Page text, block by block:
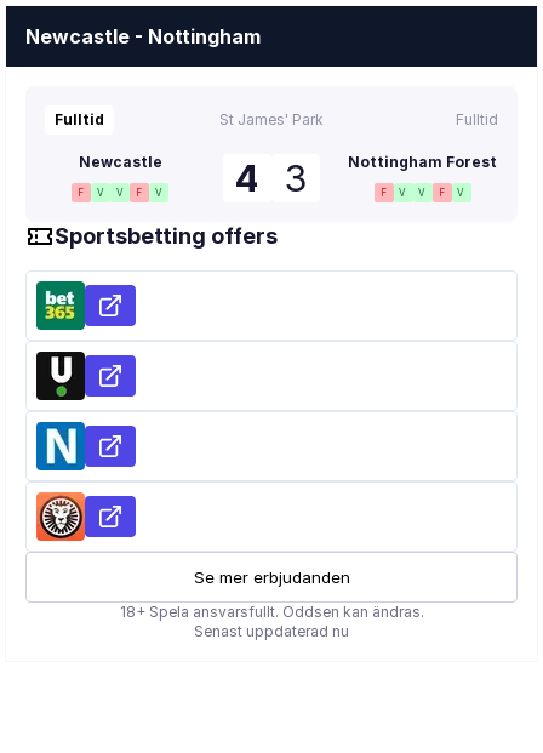
Newcastle - Nottingham
Fulltid St James' Park Fulltid
Newcastle
F V V F V 4 3 Nottingham Forest
F V V F V
Sportsbetting offers
Se mer erbjudanden
18+ Spela ansvarsfullt. Oddsen kan ändras.
Senast uppdaterad nu